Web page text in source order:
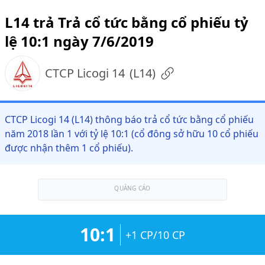
L14 trả Trả cổ tức bằng cổ phiếu tỷ
lệ 10:1 ngày 7/6/2019
CTCP Licogi 14 (L14)
CTCP Licogi 14 (L14) thông báo trả cổ tức bằng cổ phiếu
năm 2018 lần 1 với tỷ lệ 10:1 (cổ đông sở hữu 10 cổ phiếu
được nhận thêm 1 cổ phiếu).
QUẢNG CÁO
10:1 +1 CP/10 CP